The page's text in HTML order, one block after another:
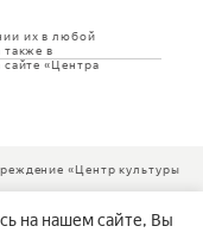
на нашем сайте, Вы
их в любой
в
сайте «Центра
«Центр культуры